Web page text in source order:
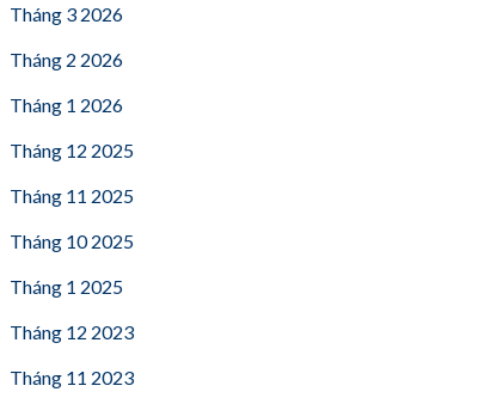
Tháng 3 2026
Tháng 2 2026
Tháng 1 2026
Tháng 12 2025
Tháng 11 2025
Tháng 10 2025
Tháng 1 2025
Tháng 12 2023
Tháng 11 2023